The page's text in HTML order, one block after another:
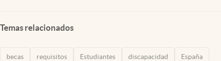
Temas relacionados
becas requisitos Estudiantes discapacidad España